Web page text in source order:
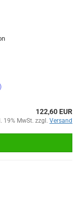
122,60 EUR
19% MwSt. zzgl. Versand